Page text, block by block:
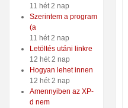
11 hét 2 nap
Szerintem a program
(a
11 hét 2 nap
Letöltés utáni linkre
12 hét 2 nap
Hogyan lehet innen
12 hét 2 nap
Amennyiben az XP-
d nem